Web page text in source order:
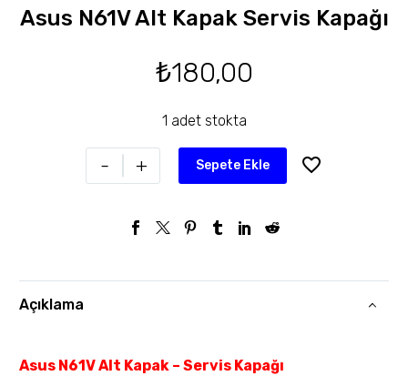
Asus N61V Alt Kapak Servis Kapağı
₺180,00
1 adet stokta
- + Sepete Ekle
Açıklama
Asus N61V Alt Kapak – Servis Kapağı